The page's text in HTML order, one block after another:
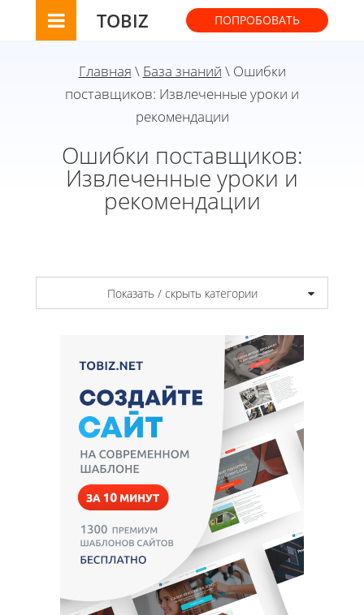
TOBIZ ПОПРОБОВАТЬ
Главная \ База знаний \ Ошибки
поставщиков: Извлеченные уроки и
рекомендации
Ошибки поставщиков:
Извлеченные уроки и
рекомендации
Показать / скрыть категории